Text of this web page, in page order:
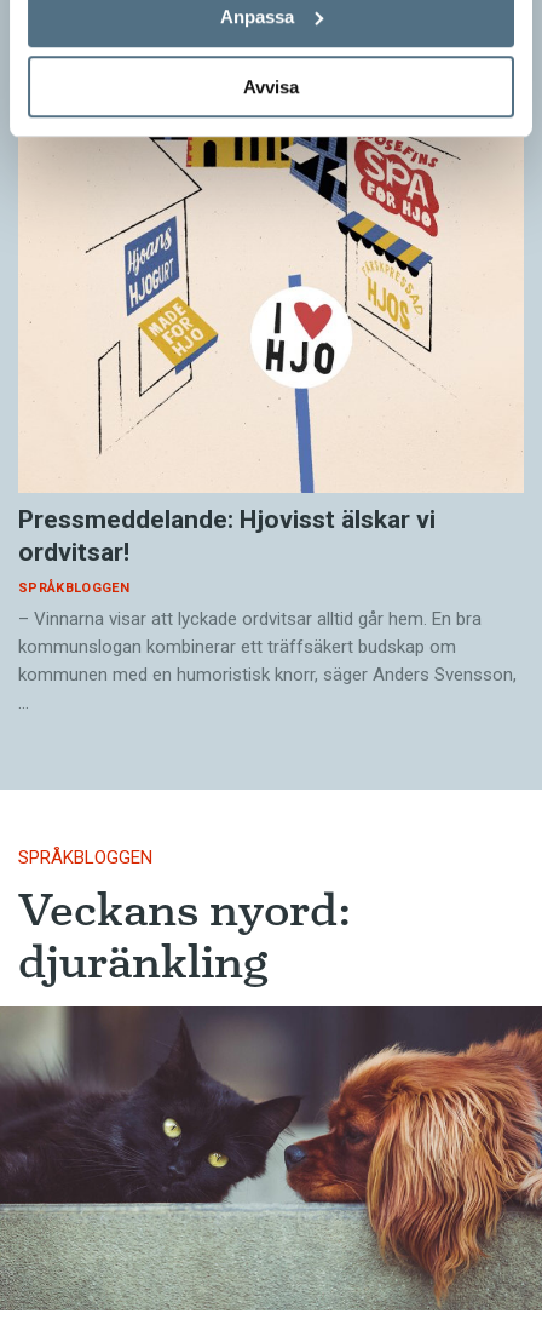
Anpassa
Avvisa
Pressmeddelande: Hjovisst älskar vi
ordvitsar!
SPRÅKBLOGGEN
– Vinnarna visar att lyckade ordvitsar alltid går hem. En bra
kommunslogan kombinerar ett träffsäkert budskap om
kommunen med en humoristisk knorr, säger Anders Svensson,
…
SPRÅKBLOGGEN
Veckans nyord:
djuränkling